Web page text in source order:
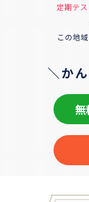
定期テ
この地
＼か
無